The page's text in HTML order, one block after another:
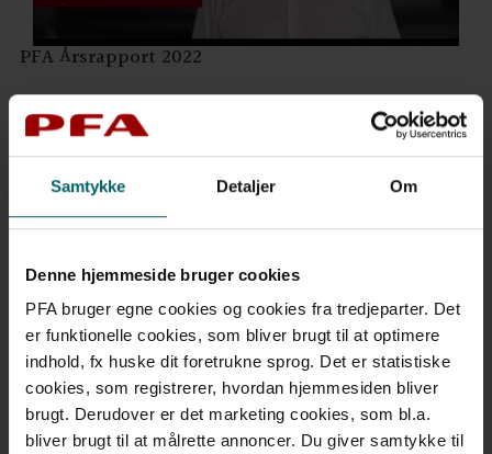
Samtykke Detaljer Om
Denne hjemmeside bruger cookies
PFA bruger egne cookies og cookies fra tredjeparter. Det
er funktionelle cookies, som bliver brugt til at optimere
indhold, fx huske dit foretrukne sprog. Det er statistiske
cookies, som registrerer, hvordan hjemmesiden bliver
brugt. Derudover er det marketing cookies, som bl.a.
bliver brugt til at målrette annoncer. Du giver samtykke til
PFA Årsrapport 2022
Afkast i PFA Pension - 3. kvartal 2022